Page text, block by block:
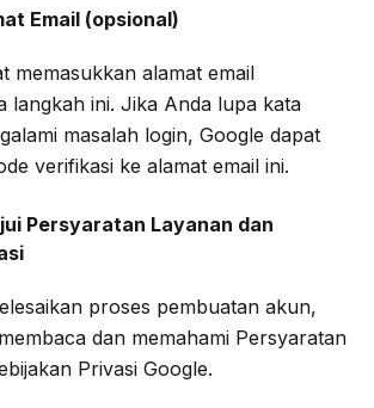
Email (opsional)
memasukkan alamat email
langkah ini. Jika Anda lupa kata
masalah login, Google dapat
verifikasi ke alamat email ini.
Persyaratan Layanan dan
proses pembuatan akun,
dan memahami Persyaratan
Privasi Google.